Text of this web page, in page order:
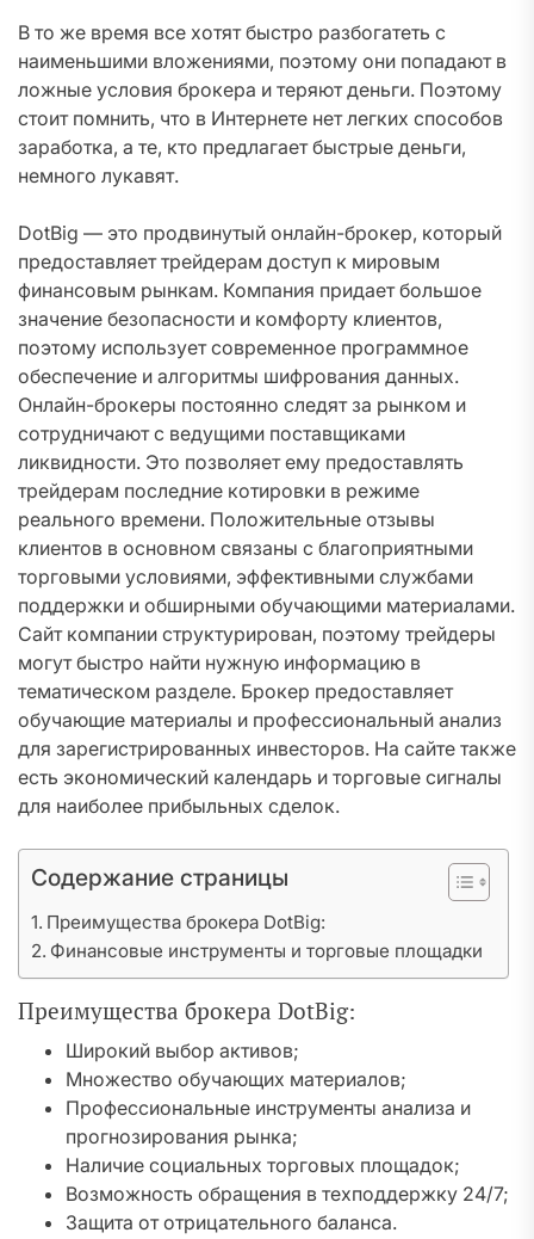
В то же время все хотят быстро разбогатеть с
наименьшими вложениями, поэтому они попадают в
ложные условия брокера и теряют деньги. Поэтому
стоит помнить, что в Интернете нет легких способов
заработка, а те, кто предлагает быстрые деньги,
немного лукавят.
DotBig — это продвинутый онлайн-брокер, который
предоставляет трейдерам доступ к мировым
финансовым рынкам. Компания придает большое
значение безопасности и комфорту клиентов,
поэтому использует современное программное
обеспечение и алгоритмы шифрования данных.
Онлайн-брокеры постоянно следят за рынком и
сотрудничают с ведущими поставщиками
ликвидности. Это позволяет ему предоставлять
трейдерам последние котировки в режиме
реального времени. Положительные отзывы
клиентов в основном связаны с благоприятными
торговыми условиями, эффективными службами
поддержки и обширными обучающими материалами.
Сайт компании структурирован, поэтому трейдеры
могут быстро найти нужную информацию в
тематическом разделе. Брокер предоставляет
обучающие материалы и профессиональный анализ
для зарегистрированных инвесторов. На сайте также
есть экономический календарь и торговые сигналы
для наиболее прибыльных сделок.
Содержание страницы
Преимущества брокера DotBig:
Финансовые инструменты и торговые площадки
Преимущества брокера DotBig:
Широкий выбор активов;
Множество обучающих материалов;
Профессиональные инструменты анализа и
прогнозирования рынка;
Наличие социальных торговых площадок;
Возможность обращения в техподдержку 24/7;
Защита от отрицательного баланса.